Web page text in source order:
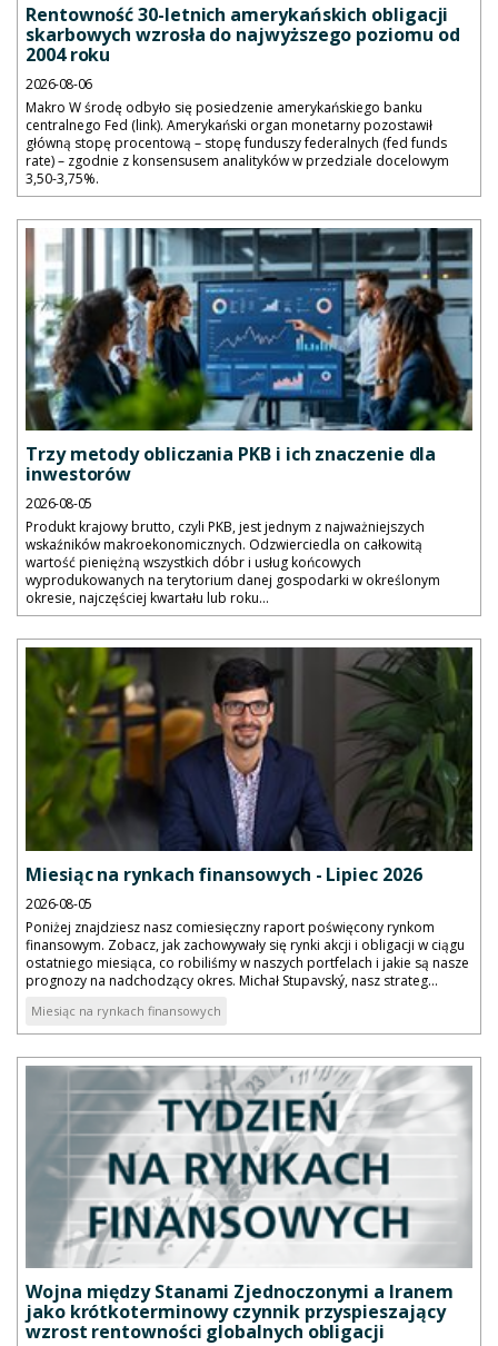
Rentowność 30-letnich amerykańskich obligacji
skarbowych wzrosła do najwyższego poziomu od
2004 roku
2026-08-06
Makro W środę odbyło się posiedzenie amerykańskiego banku
centralnego Fed (link). Amerykański organ monetarny pozostawił
główną stopę procentową – stopę funduszy federalnych (fed funds
rate) – zgodnie z konsensusem analityków w przedziale docelowym
3,50-3,75%.
Trzy metody obliczania PKB i ich znaczenie dla
inwestorów
2026-08-05
Produkt krajowy brutto, czyli PKB, jest jednym z najważniejszych
wskaźników makroekonomicznych. Odzwierciedla on całkowitą
wartość pieniężną wszystkich dóbr i usług końcowych
wyprodukowanych na terytorium danej gospodarki w określonym
okresie, najczęściej kwartału lub roku...
Miesiąc na rynkach finansowych - Lipiec 2026
2026-08-05
Poniżej znajdziesz nasz comiesięczny raport poświęcony rynkom
finansowym. Zobacz, jak zachowywały się rynki akcji i obligacji w ciągu
ostatniego miesiąca, co robiliśmy w naszych portfelach i jakie są nasze
prognozy na nadchodzący okres. Michał Stupavský, nasz strateg...
Miesiąc na rynkach finansowych
Wojna między Stanami Zjednoczonymi a Iranem
jako krótkoterminowy czynnik przyspieszający
wzrost rentowności globalnych obligacji